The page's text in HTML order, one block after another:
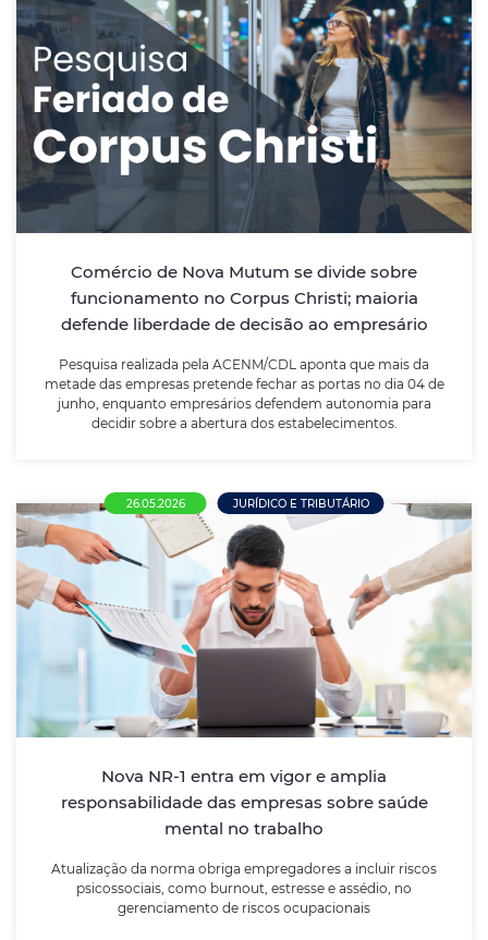
Comércio de Nova Mutum se divide sobre
funcionamento no Corpus Christi; maioria
defende liberdade de decisão ao empresário
Pesquisa realizada pela ACENM/CDL aponta que mais da
metade das empresas pretende fechar as portas no dia 04 de
junho, enquanto empresários defendem autonomia para
decidir sobre a abertura dos estabelecimentos.
Comércio de Nova Mutum se divide sobre
funcionamento no Corpus Christi; maioria
defende liberdade de decisão ao
empresário
Pesquisa realizada pela ACENM/CDL aponta que mais
autonomia para decidir sobre a abertura dos
estabelecimentos.
LEIA MAIS
26.05.2026 JURÍDICO E TRIBUTÁRIO
Nova NR-1 entra em vigor e amplia
responsabilidade das empresas sobre saúde
mental no trabalho
Atualização da norma obriga empregadores a incluir riscos
psicossociais, como burnout, estresse e assédio, no
gerenciamento de riscos ocupacionais
Nova NR-1 entra em vigor e amplia
responsabilidade das empresas sobre
saúde mental no trabalho
Atualização da norma obriga empregadores a incluir
assédio, no gerenciamento de riscos ocupacionais